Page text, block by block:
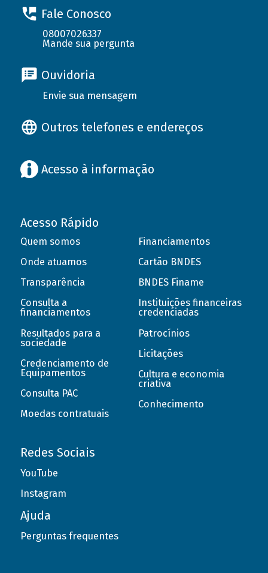
Fale Conosco
08007026337
Mande sua pergunta
Ouvidoria
Envie sua mensagem
Outros telefones e endereços
Acesso à informação
Acesso Rápido
Quem somos
Onde atuamos
Transparência
Consulta a
financiamentos
Resultados para a
sociedade
Credenciamento de
Equipamentos
Consulta PAC
Moedas contratuais
Financiamentos
Cartão BNDES
BNDES Finame
Instituições financeiras
credenciadas
Patrocínios
Licitações
Cultura e economia
criativa
Conhecimento
Redes Sociais
YouTube
Instagram
Ajuda
Perguntas frequentes